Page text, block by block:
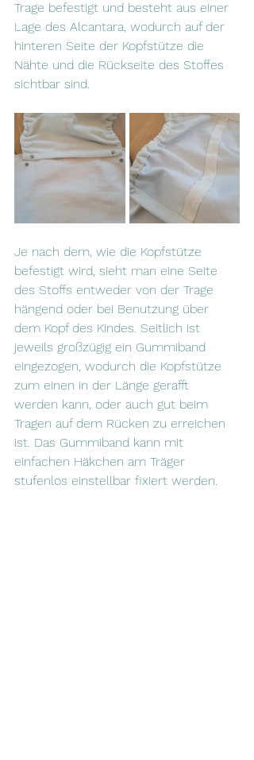
Trage befestigt und besteht aus einer
Lage des Alcantara, wodurch auf der
hinteren Seite der Kopfstütze die
Nähte und die Rückseite des Stoffes
sichtbar sind.
Je nach dem, wie die Kopfstütze
befestigt wird, sieht man eine Seite
des Stoffs entweder von der Trage
hängend oder bei Benutzung über
dem Kopf des Kindes. Seitlich ist
jeweils großzügig ein Gummiband
eingezogen, wodurch die Kopfstütze
zum einen in der Länge gerafft
werden kann, oder auch gut beim
Tragen auf dem Rücken zu erreichen
ist. Das Gummiband kann mit
einfachen Häkchen am Träger
stufenlos einstellbar fixiert werden.